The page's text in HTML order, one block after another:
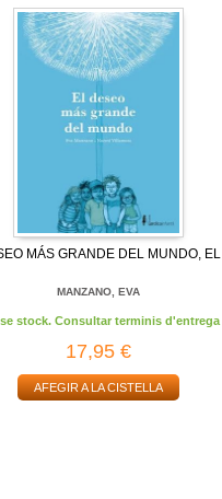
MÁS GRANDE DEL MUNDO, EL
MANZANO, EVA
stock. Consultar terminis d'entrega
17,95 €
AFEGIR A LA CISTELLA